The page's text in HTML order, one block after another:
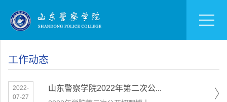
工作动态
2022-
07-27
山东警察学院2022年第二次公...